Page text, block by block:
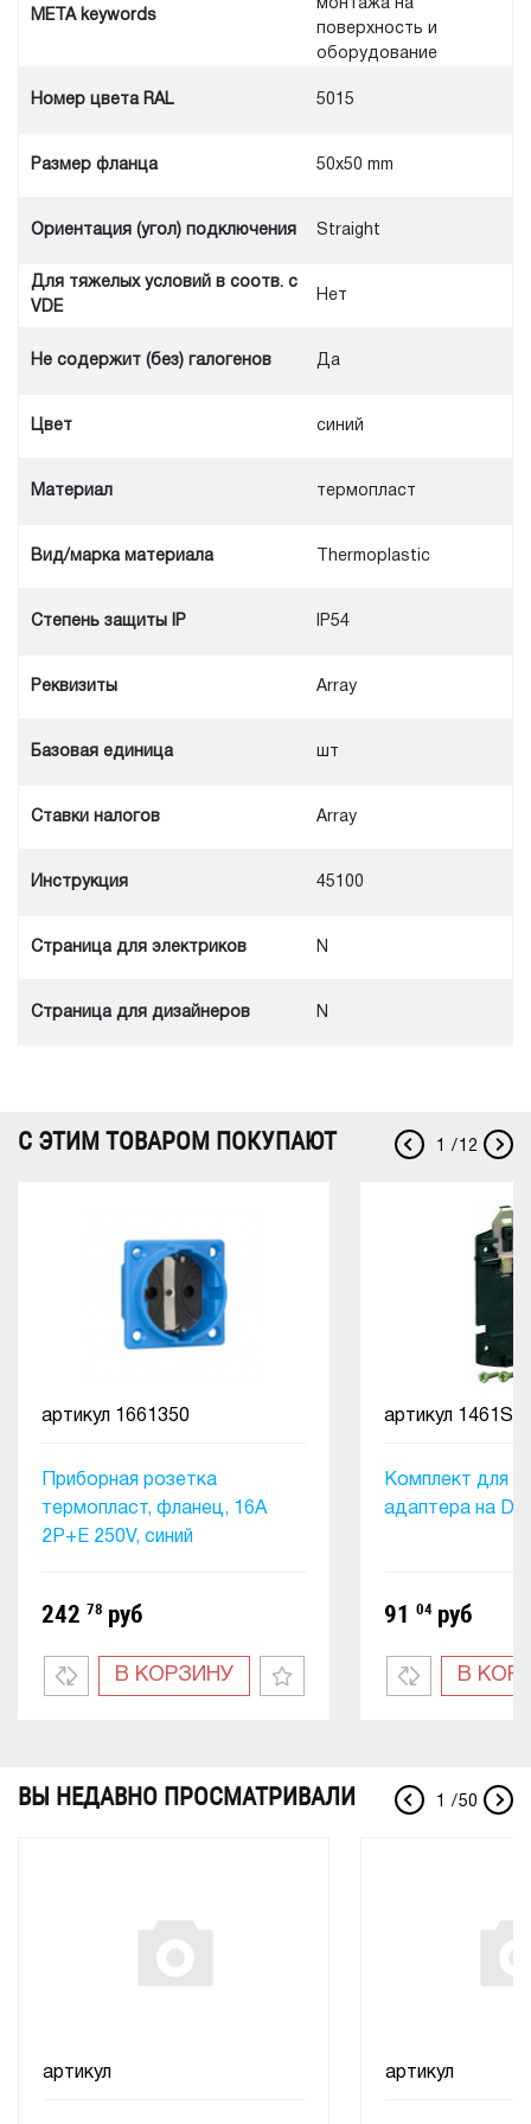
META keywords
монтажа на
поверхность и
оборудование
Номер цвета RAL 5015
Размер фланца 50x50 mm
Ориентация (угол) подключения Straight
Для тяжелых условий в соотв. с
VDE
Нет
Не содержит (без) галогенов Да
Цвет синий
Материал термопласт
Вид/марка материала Thermoplastic
Степень защиты IP IP54
Реквизиты Array
Базовая единица шт
Ставки налогов Array
Инструкция 45100
Cтраница для электриков N
Cтраница для дизайнеров N
С ЭТИМ ТОВАРОМ ПОКУПАЮТ / 12
Приборная розетка
термопласт, фланец, 16A
2P+E 250V, синий
артикул 1661350
242 78 руб
В КОРЗИНУ
Комплект для
адаптера на
артикул 1461SB
91 04 руб
В
1
ВЫ НЕДАВНО ПРОСМАТРИВАЛИ /50
артикул артикул
1